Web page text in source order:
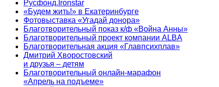
Русфонд.Ironstar
«Будем жить!» в Екатеринбурге
Фотовыставка «Угадай донора»
Благотворительный показ к/ф «Война Анны»
Благотворительный проект компании ALBA
Благотворительная акция «Главпсихплав»
Дмитрий Хворостовский
и друзья – детям
Благотворительный онлайн‑марафон
«Апрель на подъеме»